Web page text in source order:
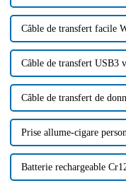
Câble de transfert facile
Câble de transfert USB3
Câble de transfert de
Prise allume-cigare
Batterie rechargeable